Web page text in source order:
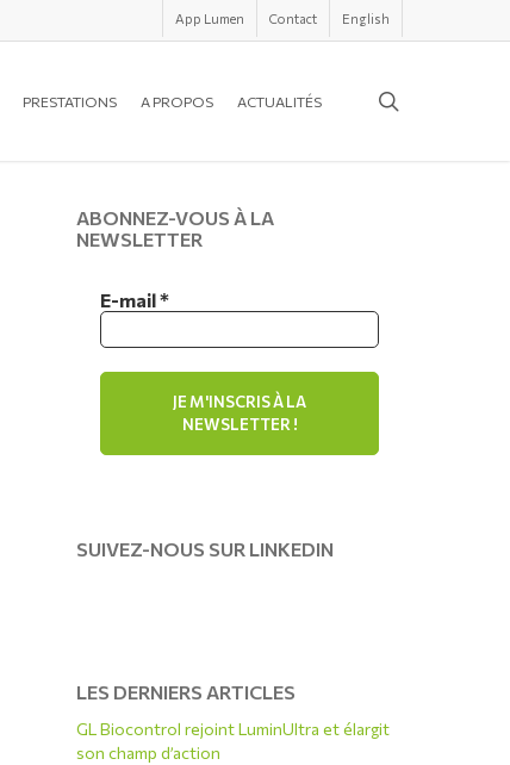
App Lumen Contact English
PRESTATIONS A PROPOS ACTUALITÉS
ABONNEZ-VOUS À LA
NEWSLETTER
E-mail*
SUIVEZ-NOUS SUR LINKEDIN
LES DERNIERS ARTICLES
GL Biocontrol rejoint LuminUltra et élargit
son champ d’action